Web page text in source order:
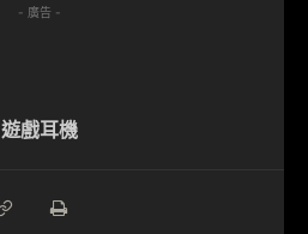
- 廣告 -
遊戲耳機